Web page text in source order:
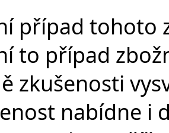
případ tohoto
to případ
zkušenosti
nabídne i